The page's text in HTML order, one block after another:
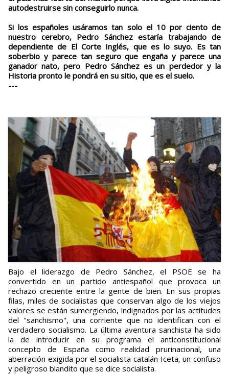
autodestruirse sin conseguirlo nunca.
Si los españoles usáramos tan solo el 10 por ciento de
nuestro cerebro, Pedro Sánchez estaría trabajando de
dependiente de El Corte Inglés, que es lo suyo. Es tan
soberbio y parece tan seguro que engaña y parece una
ganador nato, pero Pedro Sánchez es un perdedor y la
Historia pronto le pondrá en su sitio, que es el suelo.
---
Bajo el liderazgo de Pedro Sánchez, el PSOE se ha
convertido en un partido antiespañol que provoca un
rechazo creciente entre la gente de bien. En sus propias
filas, miles de socialistas que conservan algo de los viejos
valores se están sumergiendo, indignados por las actitudes
del "sanchismo", una corriente que no identifican con el
verdadero socialismo. La última aventura sanchista ha sido
la de introducir en su programa el anticonstitucional
concepto de España como realidad prurinacional, una
aberración exigida por el socialista catalán Iceta, un confuso
y peligroso blandito que se dice socialista.